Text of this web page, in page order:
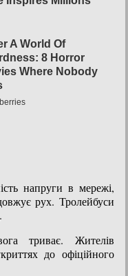
напруги в мережі,
рух. Тролейбуси
триває. Жителів
до офіційного